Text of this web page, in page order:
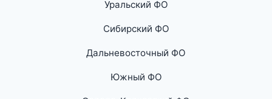
Уральский ФО
Сибирский ФО
Дальневосточный ФО
Южный ФО